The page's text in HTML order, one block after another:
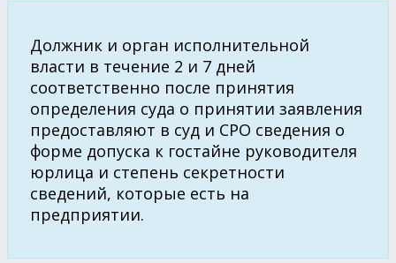
Должник и орган исполнительной
власти в течение 2 и 7 дней
соответственно после принятия
определения суда о принятии заявления
предоставляют в суд и СРО сведения о
форме допуска к гостайне руководителя
юрлица и степень секретности
сведений, которые есть на
предприятии.